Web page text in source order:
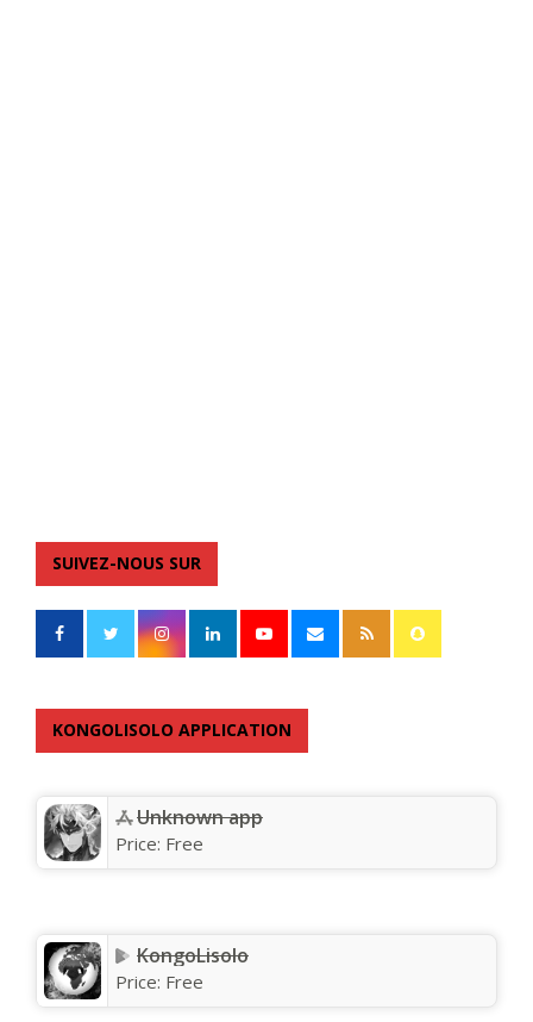
SUIVEZ-NOUS SUR
KONGOLISOLO APPLICATION
Unknown app
Price: Free
KongoLisolo
Price: Free